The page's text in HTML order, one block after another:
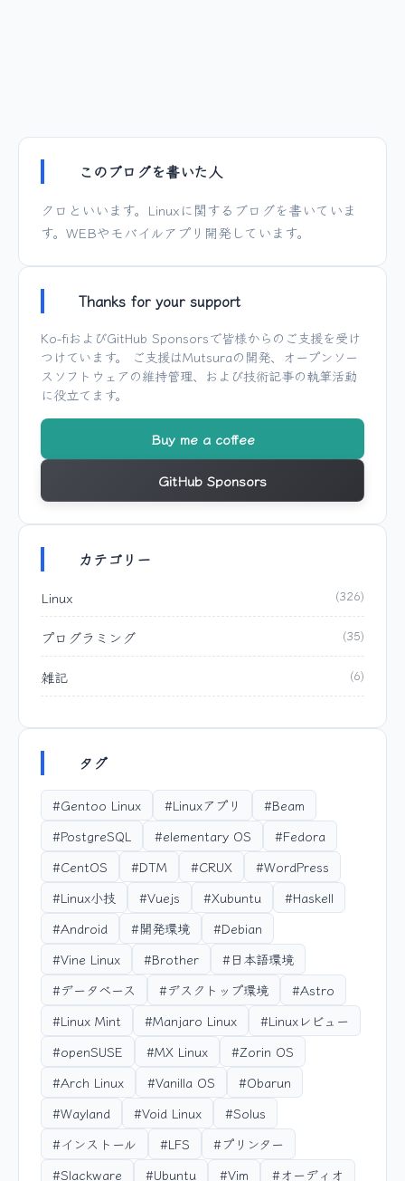
このブログを書いた人
クロといいます。Linuxに関するブログを書いていま
す。WEBやモバイルアプリ開発しています。
Thanks for your support
Ko-fiおよびGitHub Sponsorsで皆様からのご支援を受け
つけています。 ご支援はMutsuraの開発、オープンソー
スソフトウェアの維持管理、および技術記事の執筆活動
に役立てます。
Buy me a coffee
GitHub Sponsors
カテゴリー
Linux (326)
プログラミング (35)
雑記 (6)
タグ
#Gentoo Linux #Linuxアプリ
#Beam
#PostgreSQL
#elementary OS
#Fedora
#CentOS
#DTM #CRUX
#WordPress
#Linux小技
#Vuejs #Xubuntu
#Haskell
#Android
#開発環境
#Debian
#Vine Linux
#Brother
#日本語環境
#データベース
#デスクトップ環境
#Astro
#Linux Mint
#Manjaro Linux
#Linuxレビュー
#openSUSE
#MX Linux
#Zorin OS
#Arch Linux
#Vanilla OS
#Obarun
#Wayland
#Void Linux
#Solus
#インストール
#LFS
#プリンター
#Slackware
#Ubuntu #Vim #オーディオ